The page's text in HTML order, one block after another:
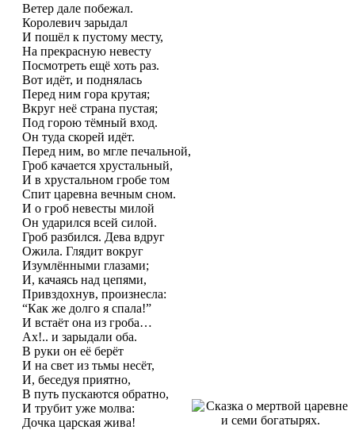
Ветер дале побежал.
Королевич зарыдал
И пошёл к пустому месту,
На прекрасную невесту
Посмотреть ещё хоть раз.
Вот идёт, и поднялась
Перед ним гора крутая;
Вкруг неё страна пустая;
Под горою тёмный вход.
Он туда скорей идёт.
Перед ним, во мгле печальной,
Гроб качается хрустальный,
И в хрустальном гробе том
Спит царевна вечным сном.
И о гроб невесты милой
Он ударился всей силой.
Гроб разбился. Дева вдруг
Ожила. Глядит вокруг
Изумлёнными глазами;
И, качаясь над цепями,
Привздохнув, произнесла:
“Как же долго я спала!”
И встаёт она из гроба…
Ах!.. и зарыдали оба.
В руки он её берёт
И на свет из тьмы несёт,
И, беседуя приятно,
В путь пускаются обратно,
И трубит уже молва:
Дочка царская жива!